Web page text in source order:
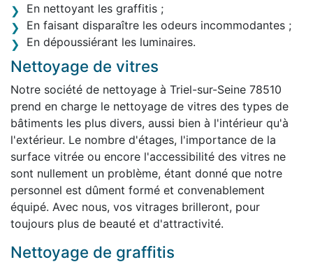
En nettoyant les graffitis ;
En faisant disparaître les odeurs incommodantes ;
En dépoussiérant les luminaires.
Nettoyage de vitres
Notre société de nettoyage à Triel-sur-Seine 78510
prend en charge le nettoyage de vitres des types de
bâtiments les plus divers, aussi bien à l'intérieur qu'à
l'extérieur. Le nombre d'étages, l'importance de la
surface vitrée ou encore l'accessibilité des vitres ne
sont nullement un problème, étant donné que notre
personnel est dûment formé et convenablement
équipé. Avec nous, vos vitrages brilleront, pour
toujours plus de beauté et d'attractivité.
Nettoyage de graffitis